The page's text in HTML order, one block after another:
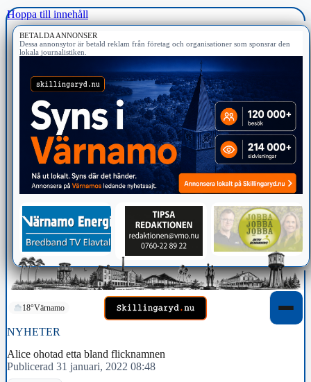
Hoppa till innehåll
BETALDA ANNONSER
Dessa annonsytor är betald reklam från företag och organisationer som sponsrar den
lokala journalistiken.
18°Värnamo
NYHETER
Alice ohotad etta bland flicknamnen
Publicerad 31 januari, 2022 08:48